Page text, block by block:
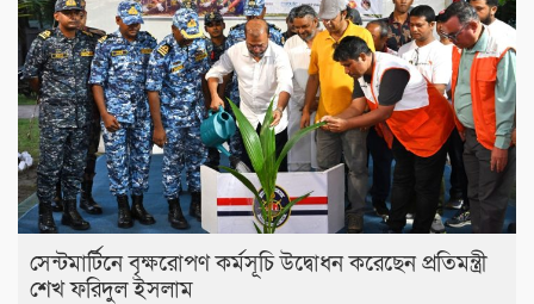
সেন্টমার্টিনে বৃক্ষরোপণ কর্মসূচি উদ্বোধন করেছেন প্রতিমন্ত্রী
শেখ ফরিদুল ইসলাম